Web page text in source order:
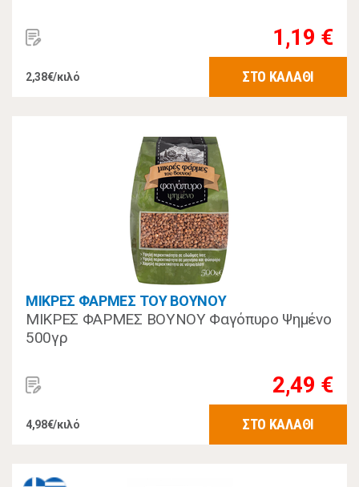
1,19 €
2,38€/κιλό ΣΤΟ ΚΑΛΑΘΙ
ΜΙΚΡΕΣ ΦΑΡΜΕΣ ΤΟΥ ΒΟΥΝΟΥ
ΜΙΚΡΕΣ ΦΑΡΜΕΣ ΒΟΥΝΟΥ Φαγόπυρο Ψημένο
500γρ
2,49 €
4,98€/κιλό ΣΤΟ ΚΑΛΑΘΙ